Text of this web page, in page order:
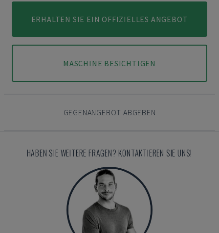
ERHALTEN SIE EIN OFFIZIELLES ANGEBOT
MASCHINE BESICHTIGEN
GEGENANGEBOT ABGEBEN
HABEN SIE WEITERE FRAGEN? KONTAKTIEREN SIE UNS!